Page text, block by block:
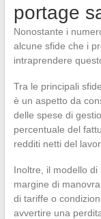
portage
Nonostante i
alcune sfide che i
intraprendere
Tra le principali
è un aspetto da
delle spese di
percentuale del
redditi netti del
Inoltre, il modello
margine di
di tariffe o
avvertire una